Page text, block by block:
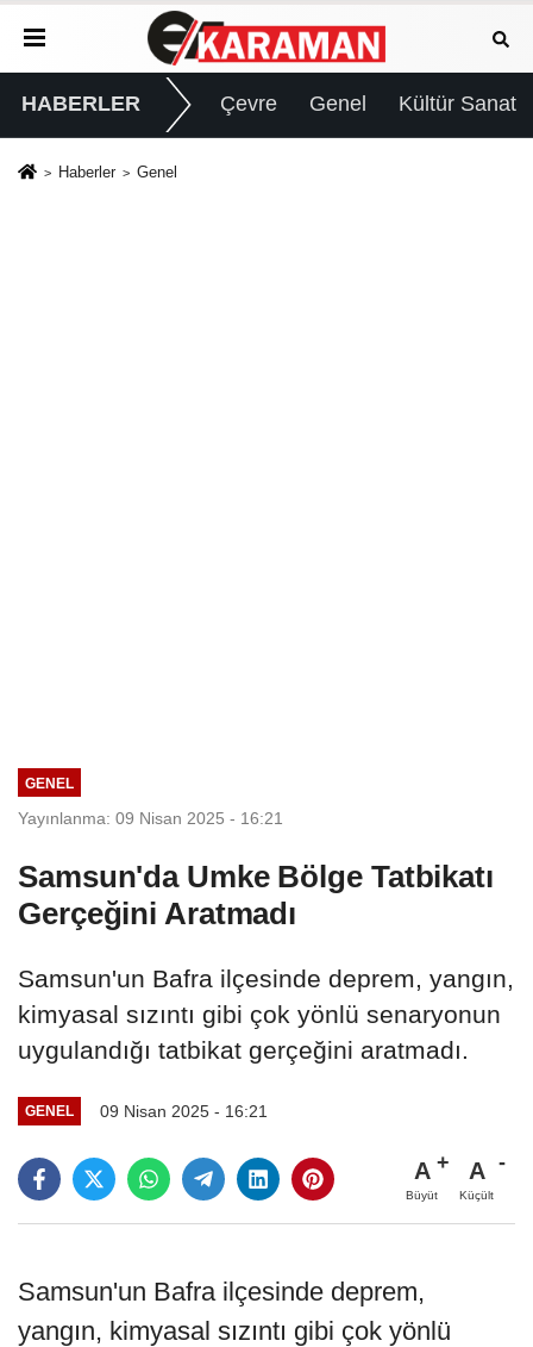
HABERLER Çevre Genel Kültür Sanat
Haberler Genel
GENEL
Yayınlanma: 09 Nisan 2025 - 16:21
Samsun'da Umke Bölge Tatbikatı
Gerçeğini Aratmadı
Samsun'un Bafra ilçesinde deprem, yangın,
kimyasal sızıntı gibi çok yönlü senaryonun
uygulandığı tatbikat gerçeğini aratmadı.
GENEL 09 Nisan 2025 - 16:21
A
Büyüt
A
Küçült
Samsun'un Bafra ilçesinde deprem,
yangın, kimyasal sızıntı gibi çok yönlü